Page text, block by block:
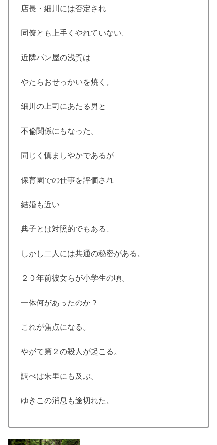
店長・細川には否定され
同僚とも上手くやれていない。
近隣パン屋の浅賀は
やたらおせっかいを焼く。
細川の上司にあたる男と
不倫関係にもなった。
同じく慎ましやかであるが
保育園での仕事を評価され
結婚も近い
典子とは対照的でもある。
しかし二人には共通の秘密がある。
２０年前彼女らが小学生の頃。
一体何があったのか？
これが焦点になる。
やがて第２の殺人が起こる。
調べは朱里にも及ぶ。
ゆきこの消息も途切れた。